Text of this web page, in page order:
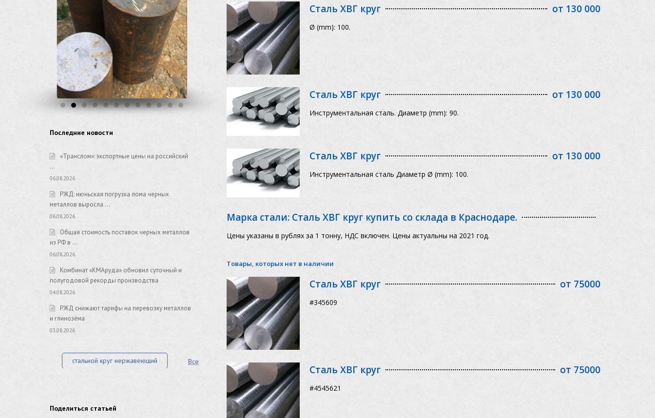
Сталь ХВГ круг от 130 000
Ø (mm): 100.
Сталь ХВГ круг от 130 000
Инструментальная сталь. Диаметр (mm): 90.
Сталь ХВГ круг от 130 000
Инструментальная сталь Диаметр Ø (mm): 100.
Марка стали: Сталь ХВГ круг купить со склада в Краснодаре.
Цены указаны в рублях за 1 тонну, НДС включен. Цены актуальны на 2021 год.
Товары, которых нет в наличии
Сталь ХВГ круг от 75000
#345609
Сталь ХВГ круг от 75000
#4545621
Последние новости
«Транслом»: экспортные цены на российский
…
06.08.2026
РЖД: июньская погрузка лома черных
металлов выросла …
06.08.2026
Общая стоимость поставок черных металлов
из РФ в …
06.08.2026
Комбинат «КМАруда» обновил суточный и
полугодовой рекорды производства
04.08.2026
РЖД снижают тарифы на перевозку металлов
и глинозёма
03.08.2026
стальной круг нержавеющий Все
Поделиться статьей